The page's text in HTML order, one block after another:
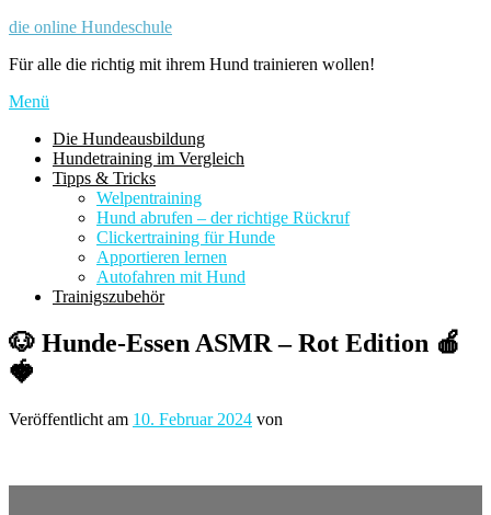
Zum
springen
die online Hundeschule
Für alle die richtig mit ihrem Hund trainieren wollen!
Menü
Die Hundeausbildung
Hundetraining im Vergleich
Tipps & Tricks
Welpentraining
Hund abrufen – der richtige Rückruf
Clickertraining für Hunde
Apportieren lernen
Autofahren mit Hund
Trainigszubehör
🐶 Hunde-Essen ASMR – Rot Edition 🍎
🍓
Veröffentlicht am 10. Februar 2024 von